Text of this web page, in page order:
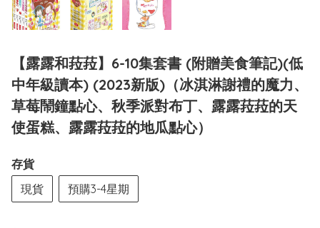
【露露和菈菈】6-10集套書 (附贈美食筆記)(低
中年級讀本) (2023新版)（冰淇淋謝禮的魔力、
草莓鬧鐘點心、秋季派對布丁、露露菈菈的天
使蛋糕、露露菈菈的地瓜點心）
存貨
現貨
預購3-4星期